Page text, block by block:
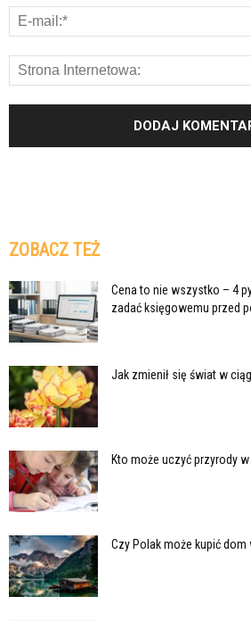
ZOBACZ TEŻ
Cena to nie wszystko – 4
zadać księgowemu przed
Jak zmienił się świat w
Kto może uczyć przyrody
Czy Polak może kupić dom